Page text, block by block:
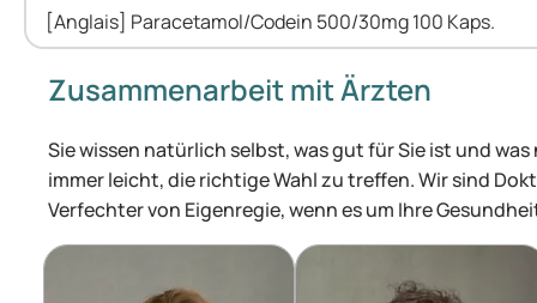
[Anglais] Paracetamol/Codein 500/30mg 100 Kaps.
Zusammenarbeit mit Ärzten
Sie wissen natürlich selbst, was gut für Sie ist und
immer leicht, die richtige Wahl zu treffen. Wir sind
Verfechter von Eigenregie, wenn es um Ihre